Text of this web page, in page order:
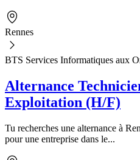
Rennes
BTS Services Informatiques aux
Alternance
Exploitation (H/F)
Tu recherches une alternance à
pour une entreprise dans le...